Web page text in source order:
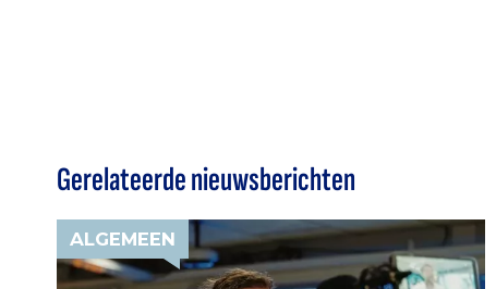
Gerelateerde nieuwsberichten
ALGEMEEN